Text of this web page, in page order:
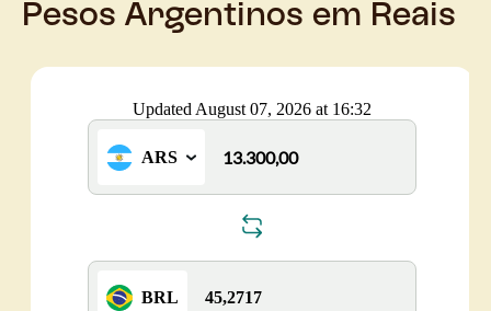
Pesos Argentinos em Reais